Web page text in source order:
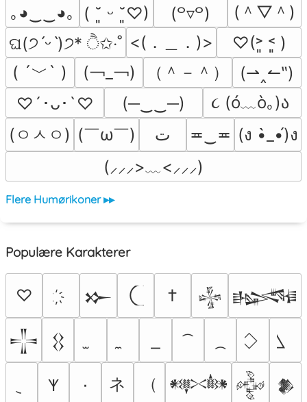
｡◕‿‿◕｡ ( ˘͈ ᵕ ˘͈♡) (꒪▿꒪)
(＾▽＾)
ଘ(੭ˊᵕˋ)੭* ੈ✩‧˚ <(．＿．)>
♡(˃͈ ˂͈ )
( ´﹀` )
(￢_￢) （＾－＾）
(⇀‸↼‶)
♡´･ᴗ･`♡
(─‿‿─)
૮ (ó﹏ò｡)ა
(ㅇㅅㅇ) (￣ω￣﻿) ﺕ ≖‿≖ (ง •̀_•́)ง
(⸝⸝⸝>﹏<⸝⸝⸝)
Flere Humørikoner ▸▸
Populære Karakterer
♡ 𒁍 † 𒈔 𒈙
𒋲 𒌐
𐊵 ٠ ネ （ 𒀰 𒅒 𒆎